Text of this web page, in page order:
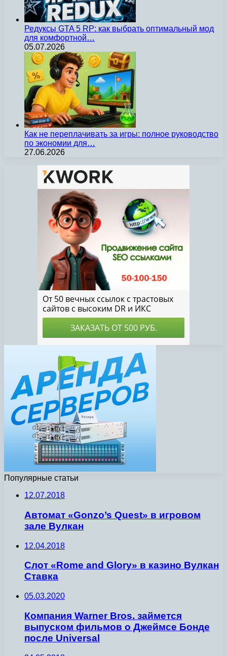
Редуксы GTA 5 RP: как выбрать оптимальный мод
для комфортной…
05.07.2026
Как не переплачивать за игры: полное руководство
по экономии для…
27.06.2026
Популярные статьи
12.07.2018
Автомат «Gonzo’s Quest» в игровом
зале Вулкан
12.04.2018
Слот «Rome and Glory» в казино Вулкан
Ставка
05.03.2020
Компания Warner Bros. займется
выпуском фильмов о Джеймсе Бонде
после Universal